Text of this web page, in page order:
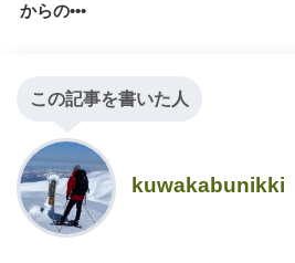
からの•••
この記事を書いた人
kuwakabunikki